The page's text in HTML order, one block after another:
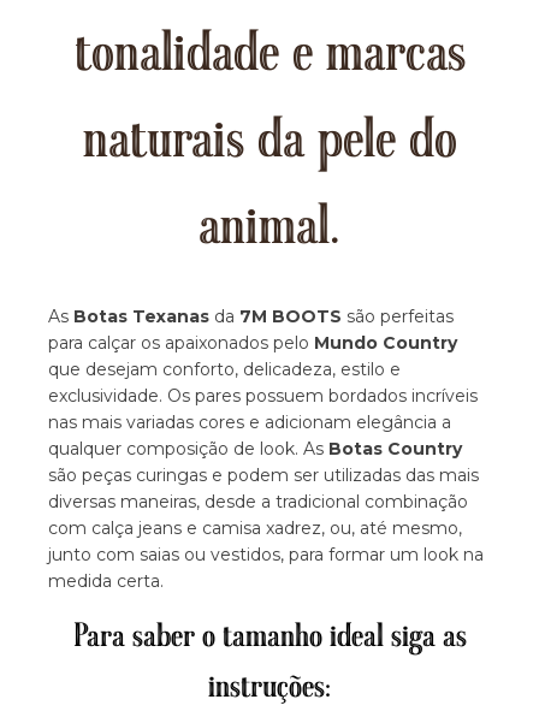
tonalidade e marcas
naturais da pele do
animal.
As Botas Texanas da 7M BOOTS são perfeitas
para calçar os apaixonados pelo Mundo Country
que desejam conforto, delicadeza, estilo e
exclusividade. Os pares possuem bordados incríveis
nas mais variadas cores e adicionam elegância a
qualquer composição de look. As Botas Country
são peças curingas e podem ser utilizadas das mais
diversas maneiras, desde a tradicional combinação
com calça jeans e camisa xadrez, ou, até mesmo,
junto com saias ou vestidos, para formar um look na
medida certa.
Para saber o tamanho ideal siga as
instruções: